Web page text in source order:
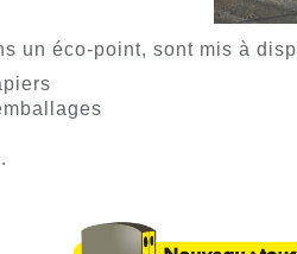
un éco-point, sont mis à